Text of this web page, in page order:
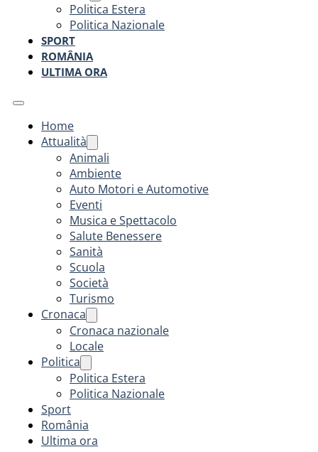
Politica Estera
Politica Nazionale
SPORT
ROMÂNIA
ULTIMA ORA
Home
Attualità
Animali
Ambiente
Auto Motori e Automotive
Eventi
Musica e Spettacolo
Salute Benessere
Sanità
Scuola
Società
Turismo
Cronaca
Cronaca nazionale
Locale
Politica
Politica Estera
Politica Nazionale
Sport
România
Ultima ora